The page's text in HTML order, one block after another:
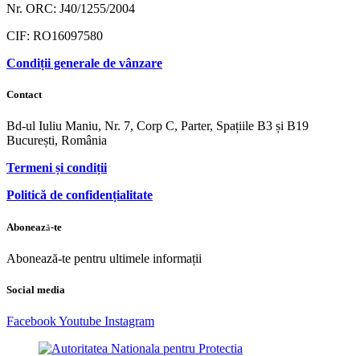
Nr. ORC: J40/1255/2004
CIF: RO16097580
Condiții generale de vânzare
Contact
Bd-ul Iuliu Maniu, Nr. 7, Corp C, Parter, Spațiile B3 și B19
București, România
Termeni și condiții
Politică de confidențialitate
Abonează-te
Abonează-te pentru ultimele informații
Social media
FacebookYoutube Instagram